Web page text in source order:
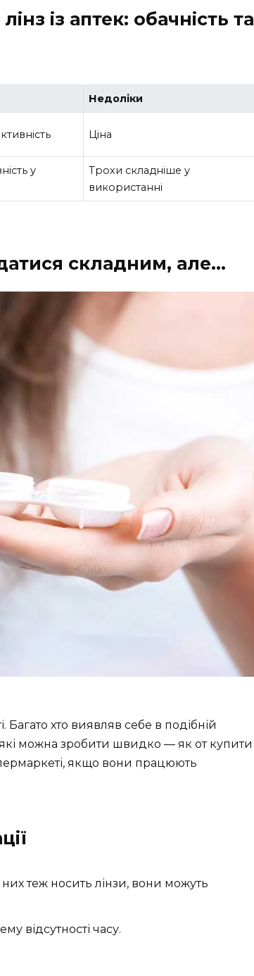
із аптек: обачність та
Недоліки
Ціна
у
Трохи складніше у
використанні
складним, але…
Багато хто виявляв себе в подібній
які можна зробити швидко — як от купити
якщо вони працюють
теж носить лінзи, вони можуть
відсутності часу.